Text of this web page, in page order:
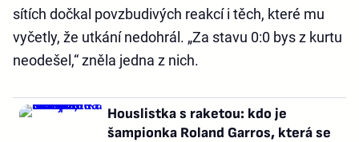
sítích dočkal povzbudivých reakcí i těch, které mu
vyčetly, že utkání nedohrál. „Za stavu 0:0 bys z kurtu
neodešel,“ zněla jedna z nich.
Houslistka s raketou: kdo je
šampionka Roland Garros, která se